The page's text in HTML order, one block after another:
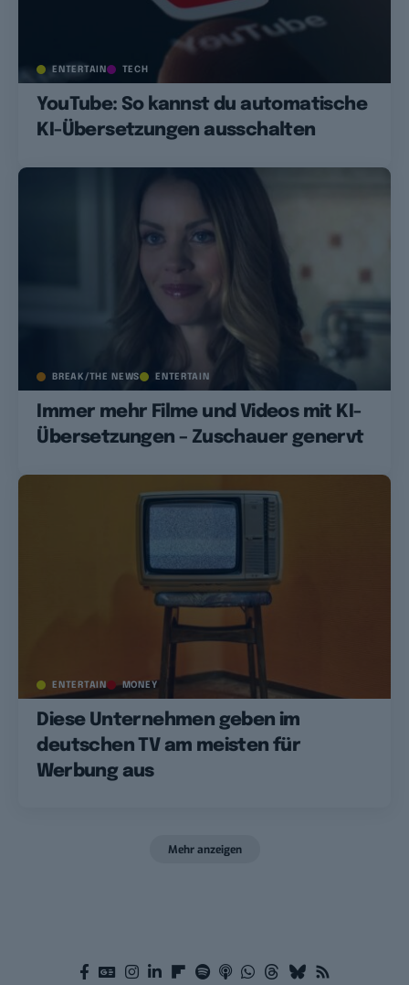
ENTERTAIN TECH
YouTube: So kannst du automatische
KI-Übersetzungen ausschalten
BREAK/THE NEWS ENTERTAIN
Immer mehr Filme und Videos mit KI-
Übersetzungen – Zuschauer genervt
ENTERTAIN MONEY
Diese Unternehmen geben im
deutschen TV am meisten für
Werbung aus
Mehr anzeigen